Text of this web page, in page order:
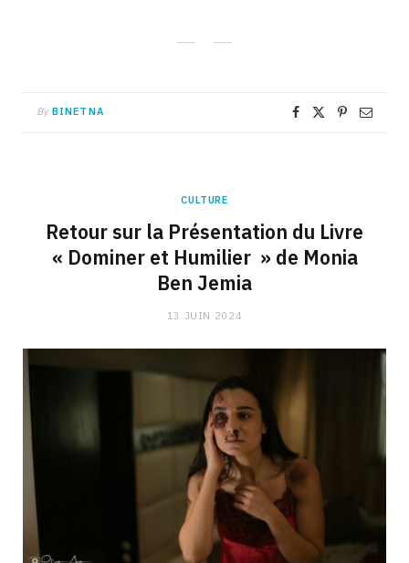
By BINETNA
CULTURE
Retour sur la Présentation du Livre
« Dominer et Humilier » de Monia
Ben Jemia
13 JUIN 2024